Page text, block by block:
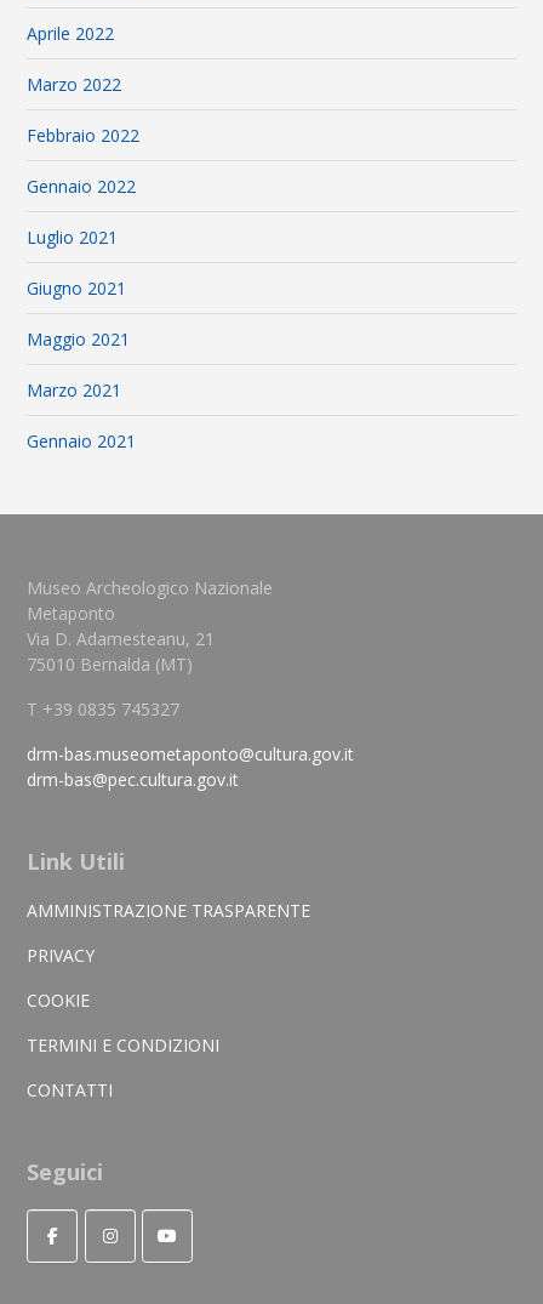
Aprile 2022
Marzo 2022
Febbraio 2022
Gennaio 2022
Luglio 2021
Giugno 2021
Maggio 2021
Marzo 2021
Gennaio 2021
Museo Archeologico Nazionale
Metaponto
Via D. Adamesteanu, 21
75010 Bernalda (MT)
T +39 0835 745327
drm-bas.museometaponto@cultura.gov.it
drm-bas@pec.cultura.gov.it
Link Utili
AMMINISTRAZIONE TRASPARENTE
PRIVACY
COOKIE
TERMINI E CONDIZIONI
CONTATTI
Seguici